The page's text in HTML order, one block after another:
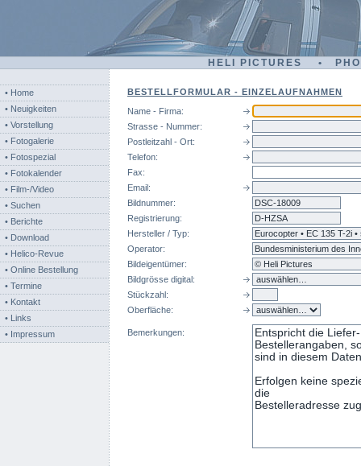
HELI PICTURES •
• Home
• Neuigkeiten
• Vorstellung
• Fotogalerie
• Fotospezial
• Fotokalender
• Film-/Video
• Suchen
• Berichte
• Download
• Helico-Revue
• Online Bestellung
• Termine
• Kontakt
• Links
• Impressum
BESTELLFORMULAR - EINZELAUFNAHMEN
Name - Firma:
Strasse - Nummer:
Postleitzahl - Ort:
Telefon:
Fax:
Email:
Bildnummer:
Registrierung:
Hersteller / Typ:
Operator:
Bildeigentümer:
Bildgrösse digital:
Stückzahl:
Oberfläche:
Bemerkungen: